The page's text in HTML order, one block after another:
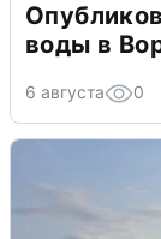
воды в
6 августа 0